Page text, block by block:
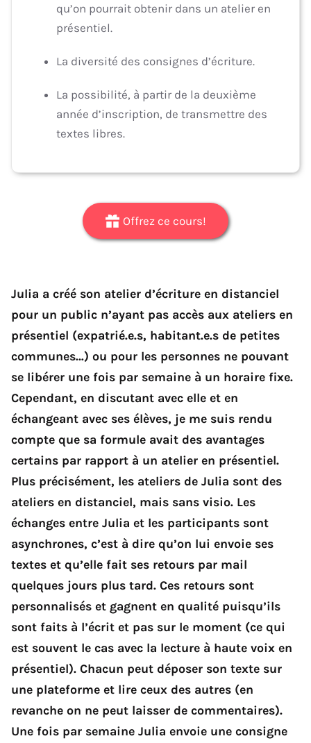
Julia a créé son atelier d’écriture en distanciel
pour un public n’ayant pas accès aux ateliers en
présentiel (expatrié.e.s, habitant.e.s de petites
communes…) ou pour les personnes ne pouvant
se libérer une fois par semaine à un horaire fixe.
Cependant, en discutant avec elle et en
échangeant avec ses élèves, je me suis rendu
compte que sa formule avait des avantages
certains par rapport à un atelier en présentiel.
Plus précisément, les ateliers de Julia sont des
ateliers en distanciel, mais sans visio. Les
échanges entre Julia et les participants sont
asynchrones, c’est à dire qu’on lui envoie ses
textes et qu’elle fait ses retours par mail
quelques jours plus tard. Ces retours sont
personnalisés et gagnent en qualité puisqu’ils
sont faits à l’écrit et pas sur le moment (ce qui
est souvent le cas avec la lecture à haute voix en
présentiel). Chacun peut déposer son texte sur
une plateforme et lire ceux des autres (en
revanche on ne peut laisser de commentaires).
Une fois par semaine Julia envoie une consigne
qu’on pourrait obtenir dans un atelier en
présentiel.
La diversité des consignes d’écriture.
La possibilité, à partir de la deuxième
année d’inscription, de transmettre des
textes libres.
Offrez ce cours!